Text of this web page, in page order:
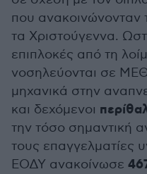
που ανακοινώνονταν
τα Χριστούγεννα.
επιπλοκές από τη
νοσηλεύονται σε
μηχανικά στην
και δεχόμενοι
την τόσο σημαντική
τους επαγγελματίες
ΕΟΔΥ ανακοίνωσε